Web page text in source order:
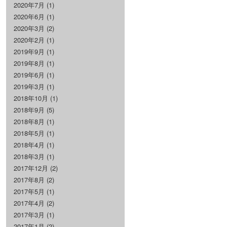
2020年7月 (1)
2020年6月 (1)
2020年3月 (2)
2020年2月 (1)
2019年9月 (1)
2019年8月 (1)
2019年6月 (1)
2019年3月 (1)
2018年10月 (1)
2018年9月 (5)
2018年8月 (1)
2018年5月 (1)
2018年4月 (1)
2018年3月 (1)
2017年12月 (2)
2017年8月 (2)
2017年5月 (1)
2017年4月 (2)
2017年3月 (1)